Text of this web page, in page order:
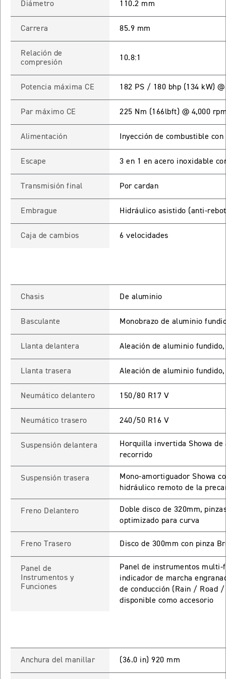
Precio desde $22.990.000
ADVENTURE
TIGER 1200 RALLY EXPLORER
ADVENTURE
Precio desde $8.790.000
NEWTRIDENT 660
NEWDAYTONA 660
Precio desde $10.590.000
STREET TRIPLE R
Precio desde $11.690.000
NEWTRIDENT 800
Precio desde $12.690.000
RX
STREET TRIPLE 765 RX
Precio desde $15.890.000
MOTO2
STREET TRIPLE 765 MOTO2
Precio desde $17.490.000
Precio desde $20.090.000
Marzo JUEVES 26
ENCIENDE LA NOCHE.
VIVE LA RUTA. NIGHT
& RIDE TRIUMP
Diámetro 110.2 mm
Carrera 85.9 mm
Relación de
compresión
10.8:1
Potencia máxima CE 182 PS / 180 bhp (134 kW)
Par máximo CE 225 Nm (166lbft) @ 4,000
Alimentación Inyección de combustible
Escape 3 en 1 en acero inoxidable
Transmisión final Por cardan
Embrague Hidráulico asistido (anti-
Caja de cambios 6 velocidades
Chasis De aluminio
Basculante Monobrazo de aluminio
Llanta delantera Aleación de aluminio
Llanta trasera Aleación de aluminio fundido,
Neumático delantero 150/80 R17 V
Neumático trasero 240/50 R16 V
Suspensión delantera
Horquilla invertida Showa
recorrido
Suspensión trasera
Mono-amortiguador Showa
hidráulico remoto de la
Freno Delantero
Doble disco de 320mm,
optimizado para curva
Freno Trasero Disco de 300mm con pinza
Panel de
Instrumentos y
Funciones
Panel de instrumentos
indicador de marcha
de conducción (Rain / Road
disponible como accesorio
Anchura del manillar (36.0 in) 920 mm